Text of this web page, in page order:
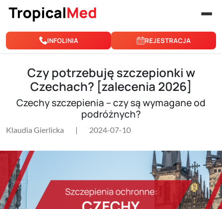
Przejdź do treści
INFOLINIA REJESTRACJA
Czy potrzebuję szczepionki w
Czechach? [zalecenia 2026]
Czechy szczepienia – czy są wymagane od
podróżnych?
Klaudia Gierlicka | 2024-07-10